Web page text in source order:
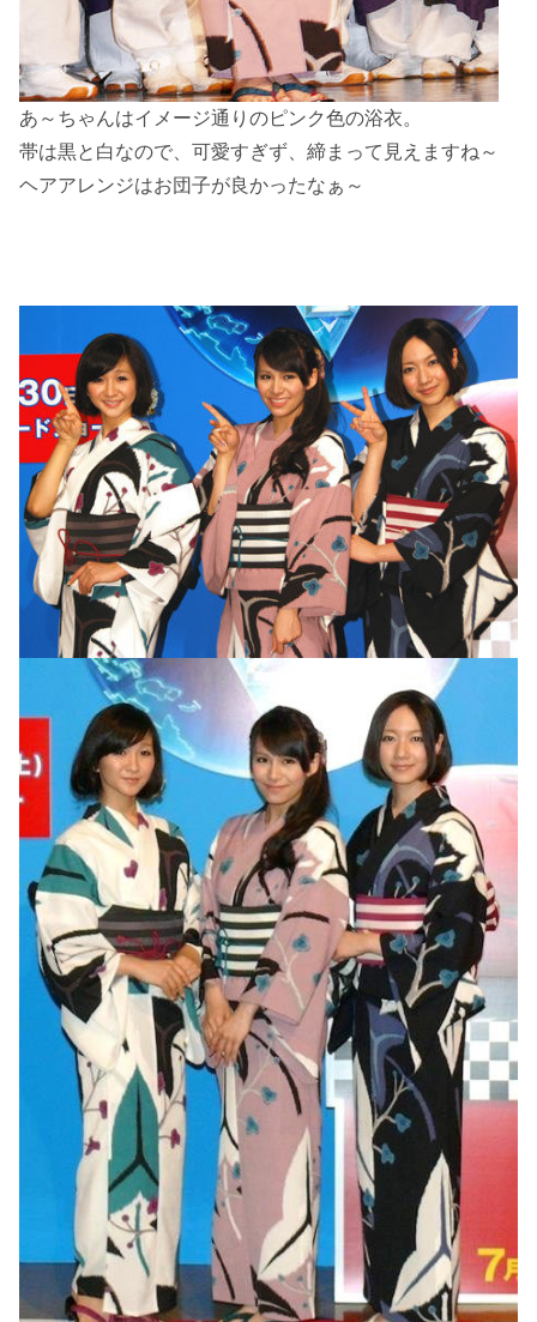
あ～ちゃんはイメージ通りのピンク色の浴衣。
帯は黒と白なので、可愛すぎず、締まって見えますね～
ヘアアレンジはお団子が良かったなぁ～